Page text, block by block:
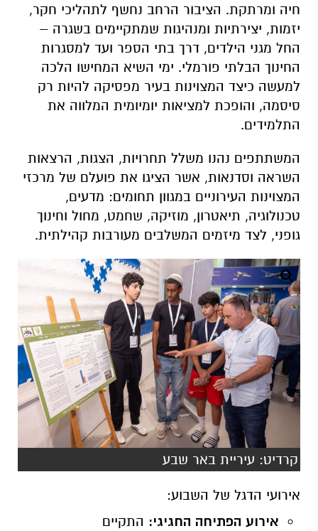
חיה ומרתקת. הציבור הרחב נחשף לתהליכי חקר,
יזמות, יצירתיות ומנהיגות שמתקיימים בשגרה –
החל מגני הילדים, דרך בתי הספר ועד למסגרות
החינוך הבלתי פורמלי. ימי השיא המחישו הלכה
למעשה כיצד המצוינות בעיר מפסיקה להיות רק
סיסמה, והופכת למציאות יומיומית המלווה את
התלמידים.
המשתתפים נהנו משלל תחרויות, הצגות, הרצאות
השראה וסדנאות, אשר הציגו את פועלם של מרכזי
המצוינות העירוניים במגוון תחומים: מדעים,
טכנולוגיה, תיאטרון, מוזיקה, שחמט, מחול וחינוך
גופני, לצד מיזמים המשלבים מעורבות קהילתית.
קרדיט: עיריית באר שבע
אירועי הדגל של השבוע:
אירוע הפתיחה החגיגי: התקיים